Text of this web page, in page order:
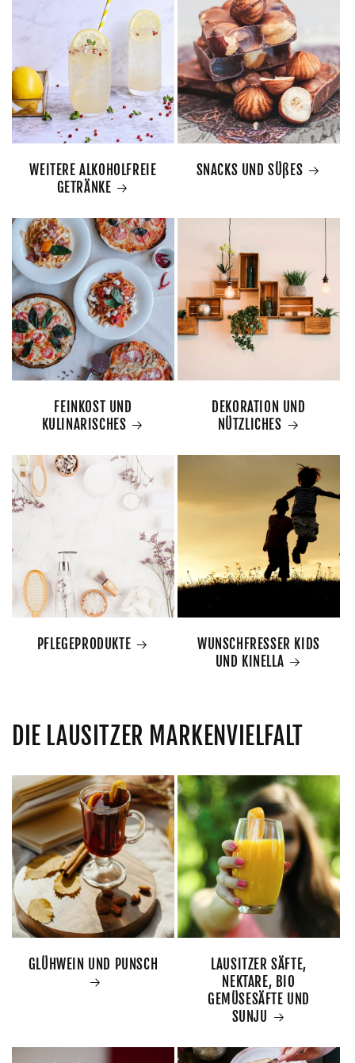
WEITERE ALKOHOLFREIE
GETRÄNKE
SNACKS UND SÜßES
FEINKOST UND
KULINARISCHES
DEKORATION UND
NÜTZLICHES
PFLEGEPRODUKTE
WUNSCHFRESSER KIDS
UND KINELLA
DIE LAUSITZER MARKENVIELFALT
GLÜHWEIN UND PUNSCH
LAUSITZER SÄFTE,
NEKTARE, BIO
GEMÜSESÄFTE UND
SUNJU